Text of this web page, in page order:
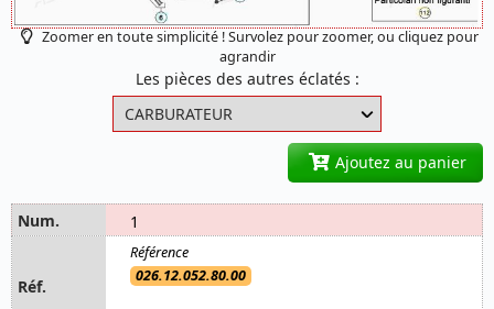
Zoomer en toute simplicité ! Survolez pour zoomer, ou cliquez pour
agrandir
Les pièces des autres éclatés :
Ajoutez au panier
1
026.12.052.80.00